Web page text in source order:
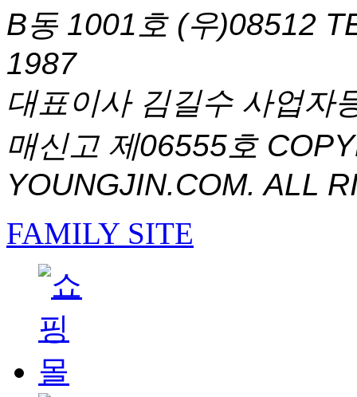
B동 1001호 (우)08512
1987
대표이사 김길수 사업자
매신고 제06555호
YOUNGJIN.COM. ALL
FAMILY SITE